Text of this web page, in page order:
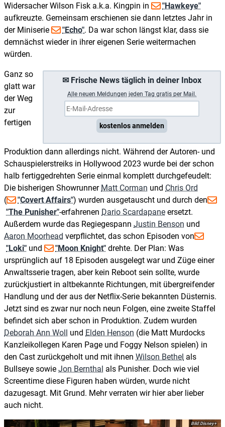
Widersacher Wilson Fisk a.k.a. Kingpin in
"Hawkeye"
aufkreuzte. Gemeinsam erschienen sie dann letztes Jahr in
der Miniserie
"Echo". Da war schon längst klar, dass sie
demnächst wieder in ihrer eigenen Serie weitermachen
würden.
✉ Frische News täglich in deiner Inbox
Alle neuen Meldungen jeden Tag gratis per Mail.
kostenlos anmelden
Ganz so
glatt war
der Weg
zur
fertigen
Produktion dann allerdings nicht. Während der Autoren- und
Schauspielerstreiks in Hollywood 2023 wurde bei der schon
halb fertiggedrehten Serie einmal komplett durchgefeudelt:
Die bisherigen Showrunner Matt Corman und Chris Ord
(
"Covert Affairs") wurden ausgetauscht und durch den
"The Punisher"-erfahrenen Dario Scardapane ersetzt.
Außerdem wurde das Regiegespann Justin Benson und
Aaron Moorhead verpflichtet, das schon Episoden von
"Loki" und "Moon Knight" drehte. Der Plan: Was
ursprünglich auf 18 Episoden ausgelegt war und Züge einer
Anwaltsserie tragen, aber kein Reboot sein sollte, wurde
zurückjustiert in altbekannte Richtungen, mit übergreifender
Handlung und der aus der Netflix-Serie bekannten Düsternis.
Jetzt sind es zwar nur noch neun Folgen, eine zweite Staffel
befindet sich aber schon in Produktion. Zudem wurden
Deborah Ann Woll und Elden Henson (die Matt Murdocks
Kanzleikollegen Karen Page und Foggy Nelson spielen) in
den Cast zurückgeholt und mit ihnen Wilson Bethel als
Bullseye sowie Jon Bernthal als Punisher. Doch wie viel
Screentime diese Figuren haben würden, wurde nicht
dazugesagt. Mit Grund. Mehr verraten wir hier aber lieber
auch nicht.
Disney+